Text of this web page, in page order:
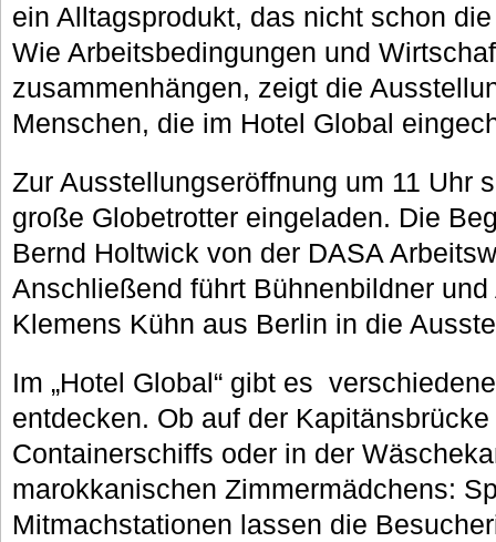
ein Alltagsprodukt, das nicht schon
Wie Arbeitsbedingungen und
zusammenhängen, zeigt die
Menschen, die im Hotel Global
Zur Ausstellungseröffnung um 11 Uhr
große Globetrotter eingeladen. Die
Bernd Holtwick von der DASA
Anschließend führt Bühnenbildner
Klemens Kühn aus Berlin in die
Im „Hotel Global“ gibt es
entdecken. Ob auf der
Containerschiffs oder in der
marokkanischen Zimmermädchens:
Mitmachstationen lassen die